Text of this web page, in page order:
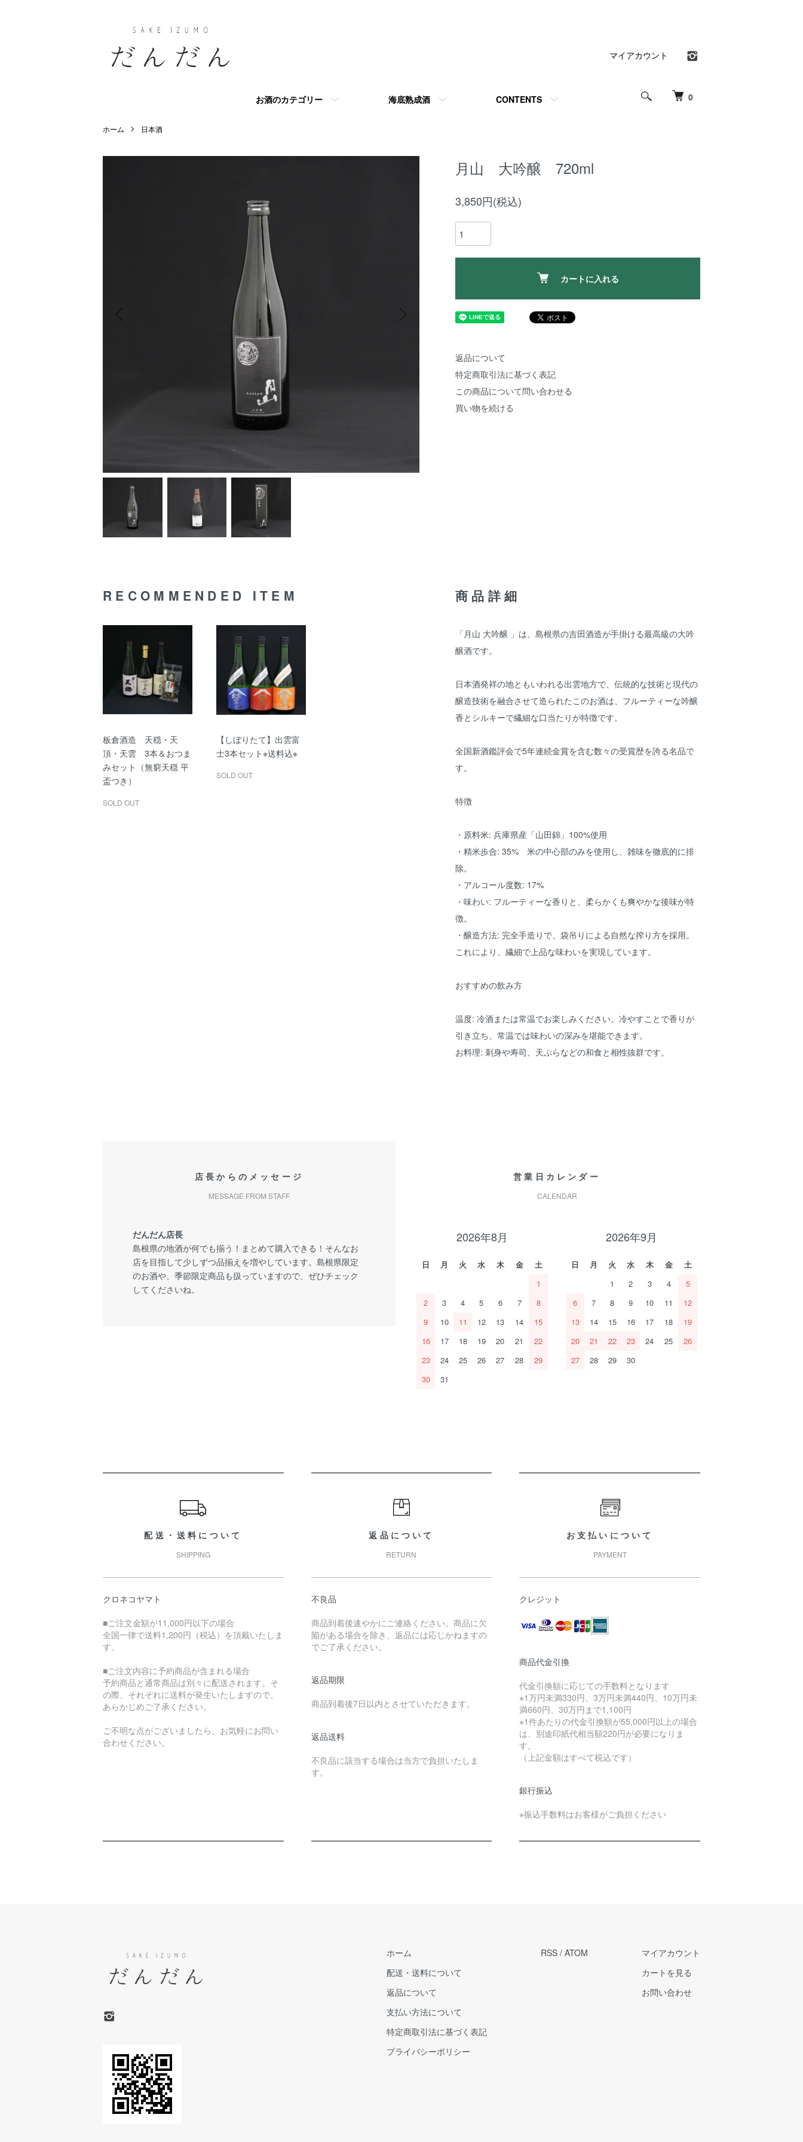
0
お酒のカテゴリー 海底熟成酒 CONTENTS
マイアカウント
ホーム 日本酒
月山 大吟醸 720ml
3,850円(税込)
カートに入れる
返品について
特定商取引法に基づく表記
この商品について問い合わせる
買い物を続ける
商品詳細
「月山 大吟醸 」は、島根県の吉田酒造が手掛ける最高級の大吟
醸酒です。
日本酒発祥の地ともいわれる出雲地方で、伝統的な技術と現代の
醸造技術を融合させて造られたこのお酒は、フルーティーな吟醸
香とシルキーで繊細な口当たりが特徴です。
全国新酒鑑評会で5年連続金賞を含む数々の受賞歴を誇る名品で
す。
特徴
・原料米: 兵庫県産「山田錦」100%使用
・精米歩合: 35% 米の中心部のみを使用し、雑味を徹底的に排
除。
・アルコール度数: 17%
・味わい: フルーティーな香りと、柔らかくも爽やかな後味が特
徴。
・醸造方法: 完全手造りで、袋吊りによる自然な搾り方を採用。
これにより、繊細で上品な味わいを実現しています。
おすすめの飲み方
温度: 冷酒または常温でお楽しみください。冷やすことで香りが
引き立ち、常温では味わいの深みを堪能できます。
お料理: 刺身や寿司、天ぷらなどの和食と相性抜群です。
RECOMMENDED ITEM
板倉酒造 天穏・天
頂・天雲 3本＆おつま
みセット（無窮天穏 平
盃つき）
SOLD OUT
【しぼりたて】出雲富
士3本セット※送料込※
SOLD OUT
店長からのメッセージ
MESSAGE FROM STAFF
だんだん店長
島根県の地酒が何でも揃う！まとめて購入できる！そんなお
店を目指して少しずつ品揃えを増やしています。島根県限定
のお酒や、季節限定商品も扱っていますので、ぜひチェック
してくださいね。
営業日カレンダー
CALENDAR
2026年8月
日 月 火 水 木 金
土
1
2
3 4 5 6 7
8
9
10 11 12 13 14
15
16
17 18 19 20 21
22
23
24 25 26 27 28
29
30
31
2026年9月
日 月 火 水 木 金
土
1
2 3 4
5
6
7 8 9 10 11
12
13
14 15 16 17 18
19
20
21 22 23 24 25
26
27
28 29 30
配送・送料について
SHIPPING
クロネコヤマト
■ご注文金額が11,000円以下の場合
全国一律で送料1,200円（税込）を頂戴いたしま
す。
■ご注文内容に予約商品が含まれる場合
予約商品と通常商品は別々に配送されます。そ
の際、それぞれに送料が発生いたしますので、
あらかじめご了承ください。
ご不明な点がございましたら、お気軽にお問い
合わせください。
返品について
RETURN
不良品
商品到着後速やかにご連絡ください。商品に欠
陥がある場合を除き、返品には応じかねますの
でご了承ください。
返品期限
商品到着後7日以内とさせていただきます。
返品送料
不良品に該当する場合は当方で負担いたしま
す。
お支払いについて
PAYMENT
クレジット
商品代金引換
代金引換額に応じての手数料となります
※1万円未満330円、3万円未満440円、10万円未
満660円、30万円まで1,100円
※1件あたりの代金引換額が55,000円以上の場合
は、別途印紙代相当額220円が必要になりま
す。
（上記金額はすべて税込です）
銀行振込
※振込手数料はお客様がご負担ください
ホーム
配送・送料について
返品について
支払い方法について
特定商取引法に基づく表記
プライバシーポリシー
RSS / ATOM
マイアカウント
カートを見る
お問い合わせ